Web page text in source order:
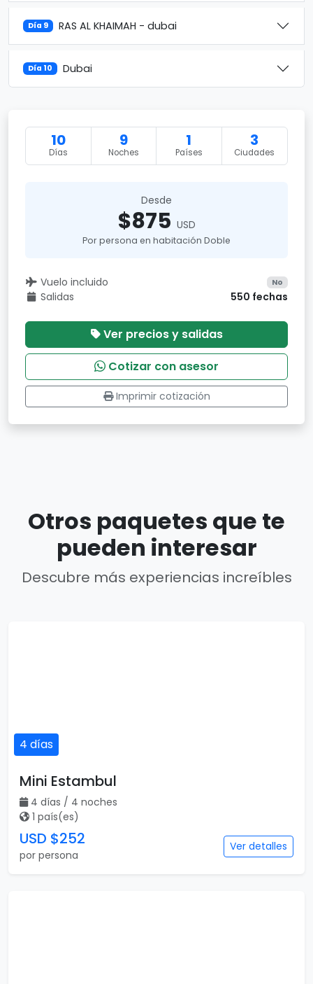
Día 9 RAS AL KHAIMAH - dubai
Día 10 Dubai
10
Días
9
Noches
1
Países
3
Ciudades
Desde
$875 USD
Por persona en habitación Doble
Vuelo incluido No
Salidas 550 fechas
Ver precios y salidas
Cotizar con asesor
Imprimir cotización
Otros paquetes que te
pueden interesar
Descubre más experiencias increíbles
4 días
Mini Estambul
4 días / 4 noches
1 país(es)
USD $252
por persona
Ver detalles